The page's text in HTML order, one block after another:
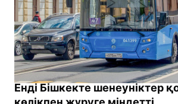
Енді Бішкекте шенеуніктер